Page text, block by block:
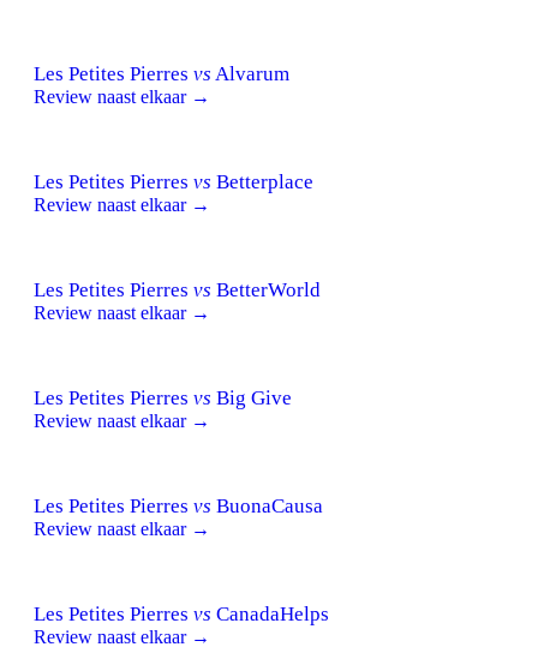
Les Petites Pierres vs Alvarum
Review naast elkaar →
Les Petites Pierres vs Betterplace
Review naast elkaar →
Les Petites Pierres vs BetterWorld
Review naast elkaar →
Les Petites Pierres vs Big Give
Review naast elkaar →
Les Petites Pierres vs BuonaCausa
Review naast elkaar →
Les Petites Pierres vs CanadaHelps
Review naast elkaar →